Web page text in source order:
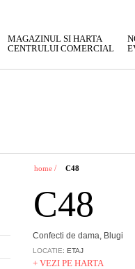
MAGAZINUL SI HARTA
CENTRULUI COMERCIAL
home / C48
C48
Confecti de dama, Blugi
LOCATIE: ETAJ
+ VEZI PE HARTA